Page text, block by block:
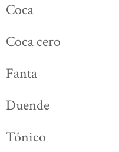
Coca
Coca cero
Fanta
Duende
Tónico